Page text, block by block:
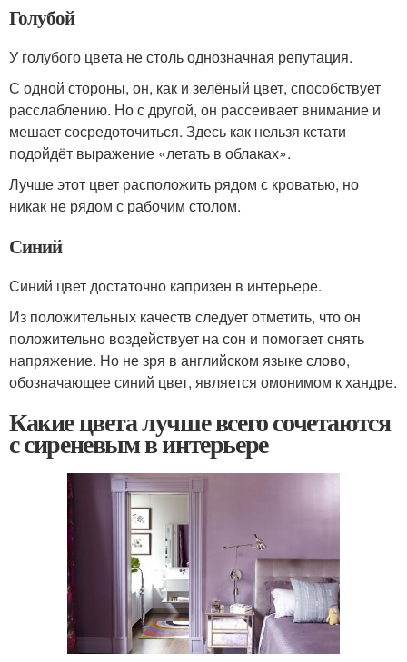
Голубой
У голубого цвета не столь однозначная репутация.
С одной стороны, он, как и зелёный цвет, способствует
расслаблению. Но с другой, он рассеивает внимание и
мешает сосредоточиться. Здесь как нельзя кстати
подойдёт выражение «летать в облаках».
Лучше этот цвет расположить рядом с кроватью, но
никак не рядом с рабочим столом.
Синий
Синий цвет достаточно капризен в интерьере.
Из положительных качеств следует отметить, что он
положительно воздействует на сон и помогает снять
напряжение. Но не зря в английском языке слово,
обозначающее синий цвет, является омонимом к хандре.
Какие цвета лучше всего сочетаются
с сиреневым в интерьере